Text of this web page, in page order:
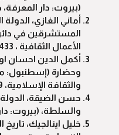
(بيروت: دار
أماني الغازي،
المستشرقين في
الأعمال الثقافية ، 1433هـ ).
أكمل الدين احسان
وحضارة (إسطنبول:
والثقافة الإسلامية، 1999م).
حسن الضيقة، الدولة
والسلطة، (بيروت: دار
خليل اينالجيك،